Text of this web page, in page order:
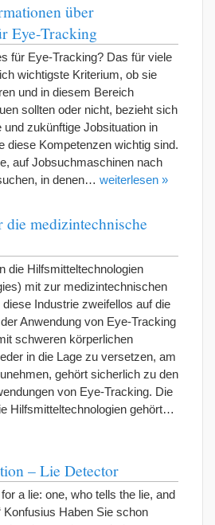
über
Eye-Tracking
für Eye-Tracking? Das für viele
wichtigste Kriterium, ob sie
und in diesem Bereich
sollten oder nicht, bezieht sich
und zukünftige Jobsituation in
diese Kompetenzen wichtig sind.
auf Jobsuchmaschinen nach
in denen… weiterlesen »
medizintechnische
die Hilfsmitteltechnologien
mit zur medizintechnischen
Industrie zweifellos auf die
Anwendung von Eye-Tracking
schweren körperlichen
in die Lage zu versetzen, am
gehört sicherlich zu den
von Eye-Tracking. Die
Hilfsmitteltechnologien gehört…
– Lie Detector
a lie: one, who tells the lie, and
Konfusius Haben Sie schon